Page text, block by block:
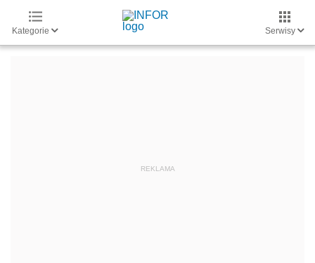
Kategorie Serwisy